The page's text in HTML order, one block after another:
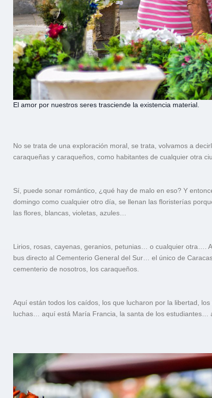
El amor por nuestros seres trasciende la existencia material.
No se trata de una exploración moral, se trata, volvamos a
caraqueñas y caraqueños, como habitantes de cualquier otra
Sí, puede sonar romántico, ¿qué hay de malo en eso? Y
domingo como cualquier otro día, se llenan las floristerías
las flores, blancas, violetas, azules…
Lirios, rosas, cayenas, geranios, petunias… o cualquier otra….
bus directo al Cementerio General del Sur… el único de
cementerio de nosotros, los caraqueños.
Aquí están todos los caídos, los que lucharon por la libertad,
luchas… aquí está María Francia, la santa de los estudiantes…